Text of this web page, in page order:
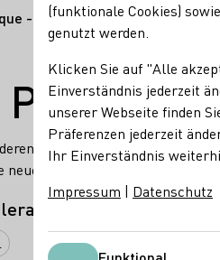
- Peggy Voigt
Art. Bei uns kann man noch
neue alkoholfreie /
(funktionale Cookies)
genutzt werden.
Klicken Sie auf "Alle
Einverständnis jederzeit
unserer Webseite finden
Präferenzen jederzeit
Ihr Einverständnis
Impressum | Datenschutz